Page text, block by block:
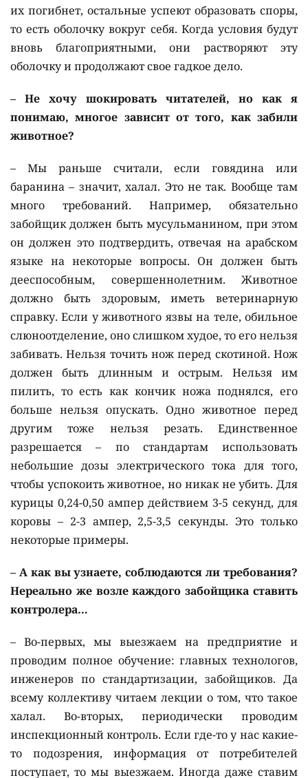
их погибнет, остальные успеют образовать споры,
то есть оболочку вокруг себя. Когда условия будут
вновь благоприятными, они растворяют эту
оболочку и продолжают свое гадкое дело.
– Не хочу шокировать читателей, но как я
понимаю, многое зависит от того, как забили
животное?
– Мы раньше считали, если говядина или
баранина – значит, халал. Это не так. Вообще там
много требований. Например, обязательно
забойщик должен быть мусульманином, при этом
он должен это подтвердить, отвечая на арабском
языке на некоторые вопросы. Он должен быть
дееспособным, совершеннолетним. Животное
должно быть здоровым, иметь ветеринарную
справку. Если у животного язвы на теле, обильное
слюноотделение, оно слишком худое, то его нельзя
забивать. Нельзя точить нож перед скотиной. Нож
должен быть длинным и острым. Нельзя им
пилить, то есть как кончик ножа поднялся, его
больше нельзя опускать. Одно животное перед
другим тоже нельзя резать. Единственное
разрешается – по стандартам использовать
небольшие дозы электрического тока для того,
чтобы успокоить животное, но никак не убить. Для
курицы 0,24-0,50 ампер действием 3-5 секунд, для
коровы – 2-3 ампер, 2,5-3,5 секунды. Это только
некоторые примеры.
– А как вы узнаете, соблюдаются ли требования?
Нереально же возле каждого забойщика ставить
контролера…
– Во-первых, мы выезжаем на предприятие и
проводим полное обучение: главных технологов,
инженеров по стандартизации, забойщиков. Да
всему коллективу читаем лекции о том, что такое
халал. Во-вторых, периодически проводим
инспекционный контроль. Если где-то у нас какие-
то подозрения, информация от потребителей
поступает, то мы выезжаем. Иногда даже ставим